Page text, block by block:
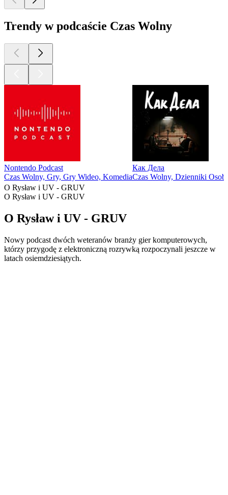
Trendy w podcaście Czas Wolny
Nontendo Podcast
Czas Wolny, Gry, Gry Wideo, Komedia
Как Дела
Czas Wolny, Dzienniki
O Rysław i UV - GRUV
O Rysław i UV - GRUV
O Rysław i UV - GRUV
Nowy podcast dwóch weteranów branży gier komputerowych,
którzy przygodę z elektroniczną rozrywką rozpoczynali jeszcze w
latach osiemdziesiątych.